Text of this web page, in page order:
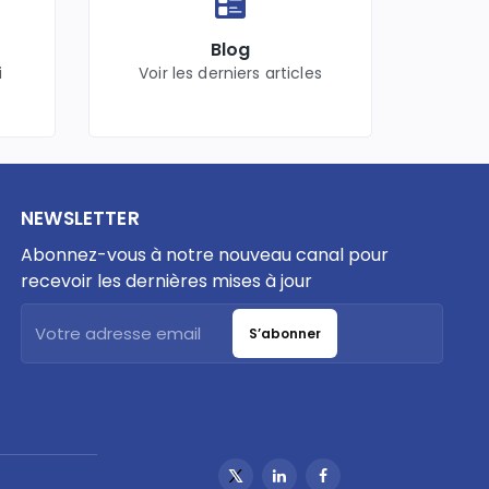
Blog
Voir les derniers articles
NEWSLETTER
Abonnez-vous à notre nouveau canal pour
recevoir les dernières mises à jour
S’abonner